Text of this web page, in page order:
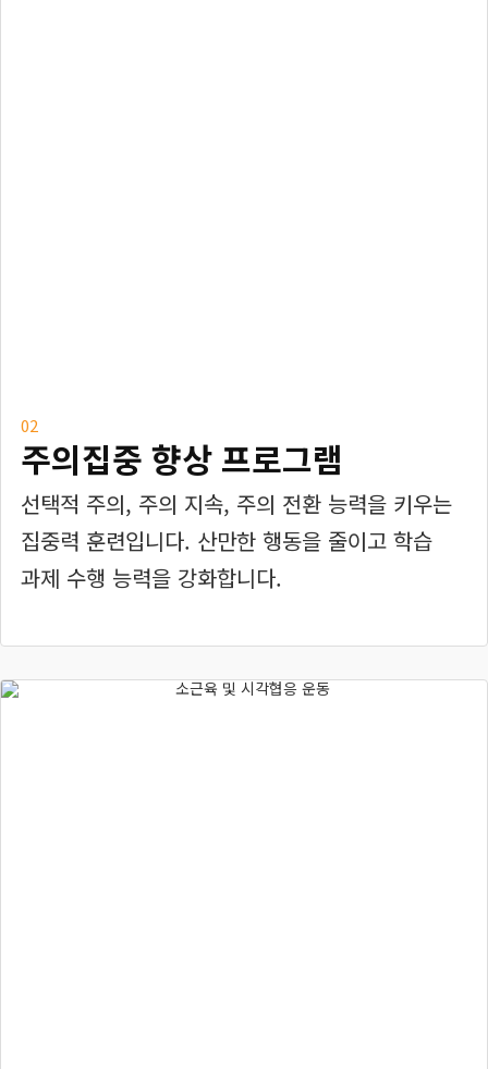
02
주의집중 향상 프로그램
선택적 주의, 주의 지속, 주의 전환 능력을 키우는
집중력 훈련입니다. 산만한 행동을 줄이고 학습
과제 수행 능력을 강화합니다.